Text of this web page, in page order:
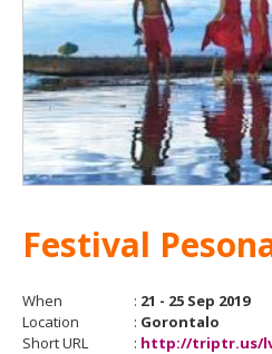
Festival
When : 21 - 25 Sep 2019
Location
: Gorontalo
Short URL
: http://triptr.us/